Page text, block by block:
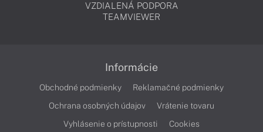
VZDIALENÁ PODPORA
TEAMVIEWER
Informácie
Obchodné podmienky
Reklamačné podmienky
Ochrana osobných údajov
Vrátenie tovaru
Vyhlásenie o prístupnosti
Cookies